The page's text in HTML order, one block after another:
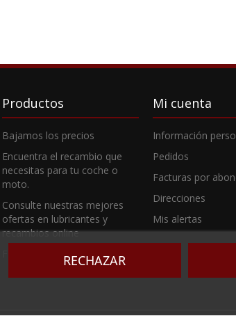
Productos
Bajamos los precios
Encuentra el recambio que
necesitas para tu coche o
moto.
Consulte nuestras mejores
ofertas en lubricantes y
recambios online
Mi cuenta
Información
Pedidos
Facturas por
Direcciones
Mis alertas
RECHAZAR